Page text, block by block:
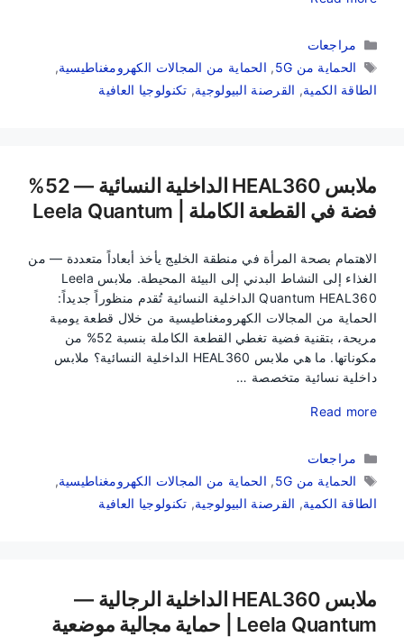
التصنيفات
مراجعات
الوسوم
الحماية من 5G , الحماية من المجالات الكهرومغناطيسية,
الطاقة الكمية, القرصنة البيولوجية, تكنولوجيا العافية
ملابس HEAL360 الداخلية النسائية — 52%
فضة في القطعة الكاملة | Leela Quantum
الاهتمام بصحة المرأة في منطقة الخليج يأخذ أبعاداً متعددة — من
الغذاء إلى النشاط البدني إلى البيئة المحيطة. ملابس Leela
Quantum HEAL360 الداخلية النسائية تُقدم منظوراً جديداً:
الحماية من المجالات الكهرومغناطيسية من خلال قطعة يومية
مريحة، بتقنية فضية تغطي القطعة الكاملة بنسبة 52% من
مكوناتها. ما هي ملابس HEAL360 الداخلية النسائية؟ ملابس
داخلية نسائية متخصصة …
Read more
التصنيفات
مراجعات
الوسوم
الحماية من 5G , الحماية من المجالات الكهرومغناطيسية,
الطاقة الكمية, القرصنة البيولوجية, تكنولوجيا العافية
ملابس HEAL360 الداخلية الرجالية —
Leela Quantum | حماية مجالية موضعية